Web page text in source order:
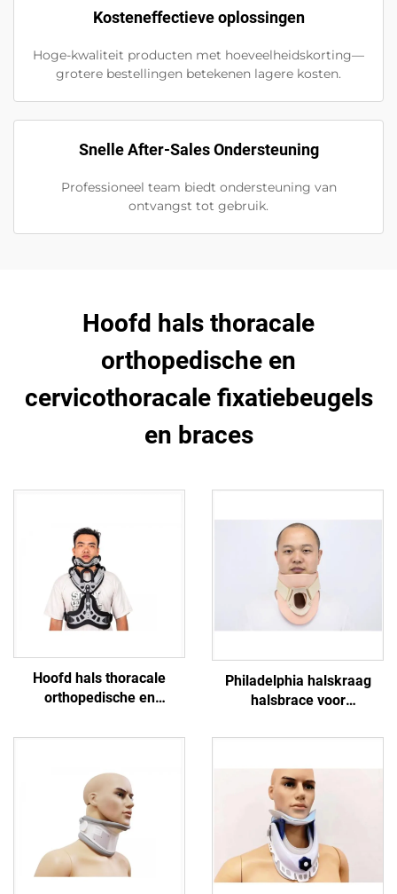
Kosteneffectieve oplossingen
Hoge-kwaliteit producten met hoeveelheidskorting—
grotere bestellingen betekenen lagere kosten.
Snelle After-Sales Ondersteuning
Professioneel team biedt ondersteuning van
ontvangst tot gebruik.
Hoofd hals thoracale
orthopedische en
cervicothoracale fixatiebeugels
en braces
Hoofd hals thoracale
orthopedische en
fixatiebeugels en braces
Philadelphia halskraag
halsbrace voor
cervicale wervelkolom